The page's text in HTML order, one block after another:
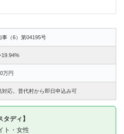
事（6）第04195号
19.94%
万円
対応。普代村から即日申込み可
ディ】
ト・女性